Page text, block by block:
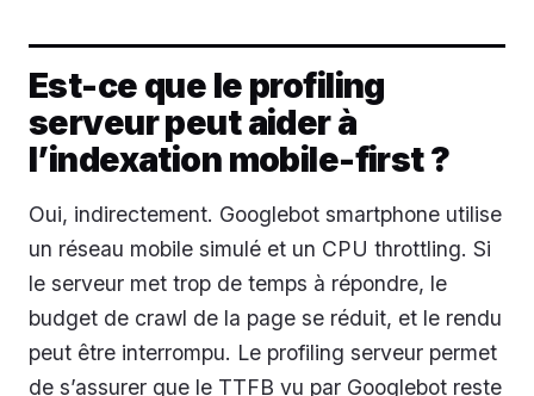
Est-ce que le profiling
serveur peut aider à
l’indexation mobile-first ?
Oui, indirectement. Googlebot smartphone utilise
un réseau mobile simulé et un CPU throttling. Si
le serveur met trop de temps à répondre, le
budget de crawl de la page se réduit, et le rendu
peut être interrompu. Le profiling serveur permet
de s’assurer que le TTFB vu par Googlebot reste